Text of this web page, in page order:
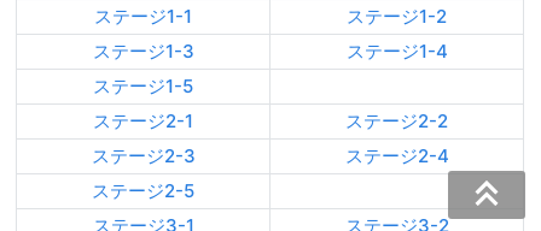
ステージ1-1
ステージ1-2
ステージ1-3
ステージ1-4
ステージ1-5
ステージ2-1
ステージ2-2
ステージ2-3
ステージ2-4
ステージ2-5
ステージ3-1
ステージ3-2